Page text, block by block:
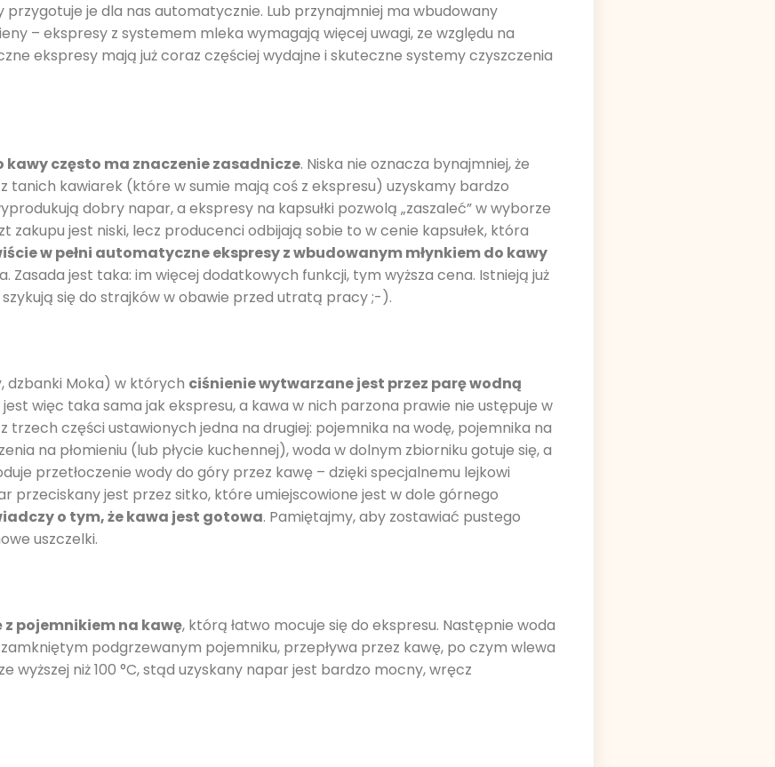
je dla nas automatycznie. Lub przynajmniej ma wbudowany
– ekspresy z systemem mleka wymagają więcej uwagi, ze względu na
ekspresy mają już coraz częściej wydajne i skuteczne systemy czyszczenia
często ma znaczenie zasadnicze. Niska nie oznacza bynajmniej, że
tanich kawiarek (które w sumie mają coś z ekspresu) uzyskamy bardzo
dobry napar, a ekspresy na kapsułki pozwolą „zaszaleć” w wyborze
jest niski, lecz producenci odbijają sobie to w cenie kapsułek, która
w pełni automatyczne ekspresy z wbudowanym młynkiem do kawy
jest taka: im więcej dodatkowych funkcji, tym wyższa cena. Istnieją już
się do strajków w obawie przed utratą pracy ;-).
dzbanki Moka) w których ciśnienie wytwarzane jest przez parę wodną
jest więc taka sama jak ekspresu, a kawa w nich parzona prawie nie ustępuje w
trzech części ustawionych jedna na drugiej: pojemnika na wodę, pojemnika na
na płomieniu (lub płycie kuchennej), woda w dolnym zbiorniku gotuje się, a
przetłoczenie wody do góry przez kawę – dzięki specjalnemu lejkowi
przeciskany jest przez sitko, które umiejscowione jest w dole górnego
o tym, że kawa jest gotowa. Pamiętajmy, aby zostawiać pustego
uszczelki.
z pojemnikiem na kawę, którą łatwo mocuje się do ekspresu. Następnie woda
podgrzewanym pojemniku, przepływa przez kawę, po czym wlewa
niż 100 °C, stąd uzyskany napar jest bardzo mocny, wręcz